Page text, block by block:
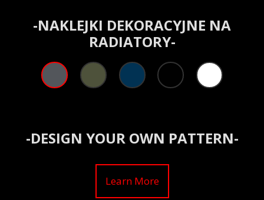
-NAKLEJKI DEKORACYJNE NA
RADIATORY-
-DESIGN YOUR OWN PATTERN-
Learn More